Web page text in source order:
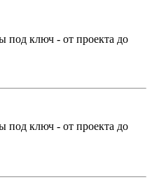
под ключ - от проекта до
под ключ - от проекта до